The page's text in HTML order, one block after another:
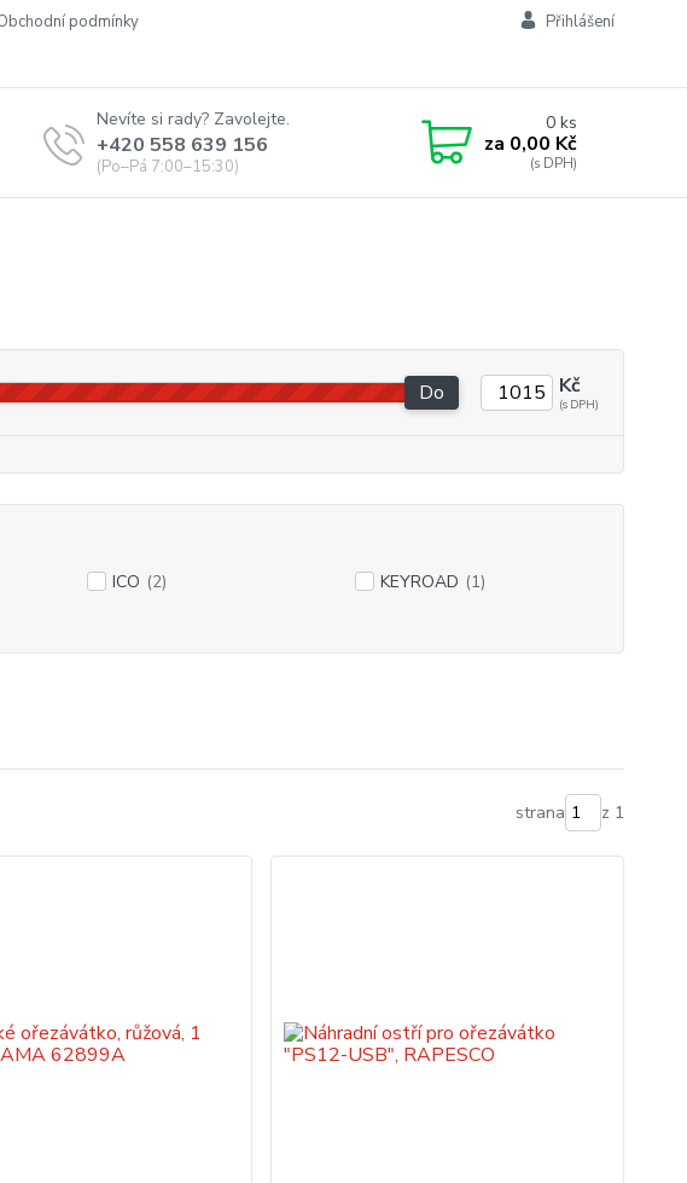
obchodní podmínky
Přihlášení
Nevíte si rady? Zavolejte.
+420 558 639 156
(Po–Pá 7:00–15:30)
0ks
za 0,00 Kč
Do Kč
ICO (2) KEYROAD (1)
strana z 1